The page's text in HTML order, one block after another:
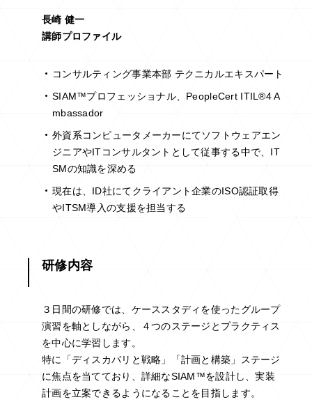
長崎 健一
講師プロファイル
コンサルティング事業本部 テクニカルエキスパート
SIAM™プロフェッショナル、PeopleCert ITIL®4 A
mbassador
外資系コンピュータメーカーにてソフトウェアエン
ジニアやITコンサルタントとして従事する中で、IT
SMの知識を深める
現在は、ID社にてクライアント企業のISO認証取得
やITSM導入の支援を担当する
研修内容
３日間の研修では、ケーススタディを使ったグループ
演習を軸としながら、４つのステージとプラクティス
を中心に学習します。
特に「ディスカバリと戦略」「計画と構築」ステージ
に焦点を当てており、詳細なSIAM™を設計し、実装
計画を立案できるようになることを目指します。